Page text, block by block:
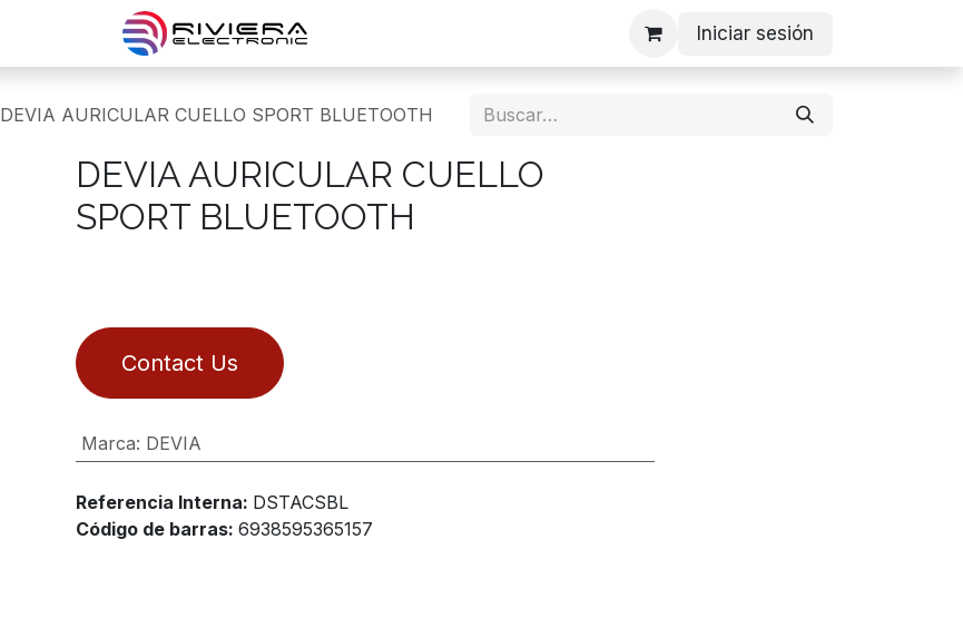
Iniciar sesión
DEVIA AURICULAR CUELLO SPORT BLUETOOTH
DEVIA AURICULAR CUELLO
SPORT BLUETOOTH
Contact Us
Marca: DEVIA
Referencia Interna: DSTACSBL
Código de barras: 6938595365157